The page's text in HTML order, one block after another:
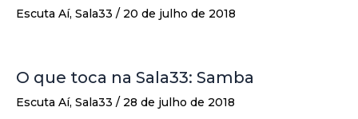
Escuta Aí, Sala33 / 20 de julho de 2018
O que toca na Sala33: Samba
Escuta Aí, Sala33 / 28 de julho de 2018